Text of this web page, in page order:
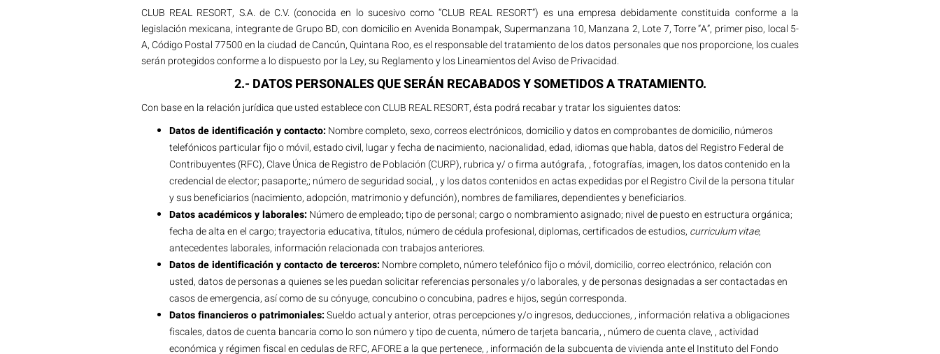
CLUB REAL RESORT, S.A. de C.V. (conocida en lo sucesivo como “CLUB REAL RESORT”) es una empresa debidamente constituida conforme a la
legislación mexicana, integrante de Grupo BD, con domicilio en Avenida Bonampak, Supermanzana 10, Manzana 2, Lote 7, Torre “A”, primer piso, local 5-
A, Código Postal 77500 en la ciudad de Cancún, Quintana Roo, es el responsable del tratamiento de los datos personales que nos proporcione, los cuales
serán protegidos conforme a lo dispuesto por la Ley, su Reglamento y los Lineamientos del Aviso de Privacidad.
2.- DATOS PERSONALES QUE SERÁN RECABADOS Y SOMETIDOS A TRATAMIENTO.
Con base en la relación jurídica que usted establece con CLUB REAL RESORT, ésta podrá recabar y tratar los siguientes datos:
Datos de identificación y contacto: Nombre completo, sexo, correos electrónicos, domicilio y datos en comprobantes de domicilio, números
telefónicos particular fijo o móvil, estado civil, lugar y fecha de nacimiento, nacionalidad, edad, idiomas que habla, datos del Registro Federal de
Contribuyentes (RFC), Clave Única de Registro de Población (CURP), rubrica y/ o firma autógrafa, , fotografías, imagen, los datos contenido en la
credencial de elector; pasaporte,; número de seguridad social, , y los datos contenidos en actas expedidas por el Registro Civil de la persona titular
y sus beneficiarios (nacimiento, adopción, matrimonio y defunción), nombres de familiares, dependientes y beneficiarios.
Datos académicos y laborales: Número de empleado; tipo de personal; cargo o nombramiento asignado; nivel de puesto en estructura orgánica;
fecha de alta en el cargo; trayectoria educativa, títulos, número de cédula profesional, diplomas, certificados de estudios, curriculum vitae,
antecedentes laborales, información relacionada con trabajos anteriores.
Datos de identificación y contacto de terceros: Nombre completo, número telefónico fijo o móvil, domicilio, correo electrónico, relación con
usted, datos de personas a quienes se les puedan solicitar referencias personales y/o laborales, y de personas designadas a ser contactadas en
casos de emergencia, así como de su cónyuge, concubino o concubina, padres e hijos, según corresponda.
Datos financieros o patrimoniales:Sueldo actual y anterior, otras percepciones y/o ingresos, deducciones, , información relativa a obligaciones
fiscales, datos de cuenta bancaria como lo son número y tipo de cuenta, número de tarjeta bancaria, , número de cuenta clave, , actividad
económica y régimen fiscal en cedulas de RFC, AFORE a la que pertenece, , información de la subcuenta de vivienda ante el Instituto del Fondo